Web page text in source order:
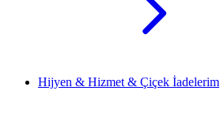
Hijyen & Hizmet & Çiçek İadelerim